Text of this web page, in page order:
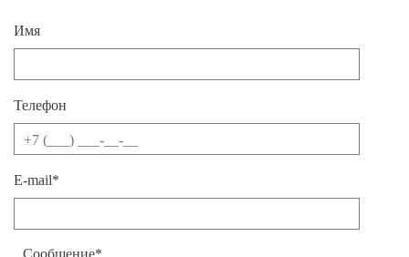
Имя
Телефон
E-mail*
Сообщение*